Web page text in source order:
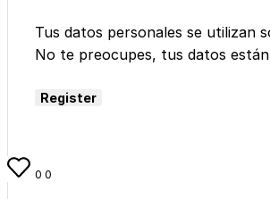
Tus datos personales se utilizan
No te preocupes, tus datos
Register
0 0